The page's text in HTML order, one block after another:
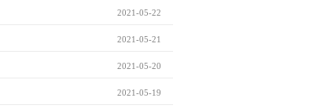
2021-05-22
2021-05-21
2021-05-20
2021-05-19